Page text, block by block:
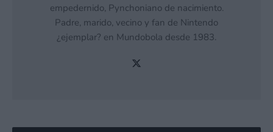
empedernido, Pynchoniano de nacimiento.
Padre, marido, vecino y fan de Nintendo
¿ejemplar? en Mundobola desde 1983.